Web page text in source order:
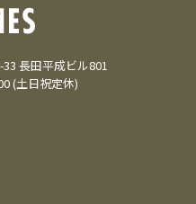
長田平成ビル801
(土日祝定休)